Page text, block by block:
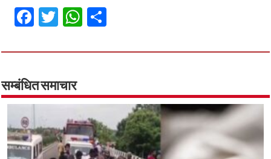
Fa
ce
b
o
o
k
T
wi
tt
er
W
h
at
p
p
ar
सम्बंधित समाचार